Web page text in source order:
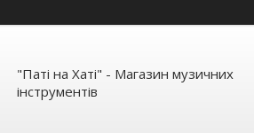
"Паті на Хаті" - Магазин музичних
інструментів